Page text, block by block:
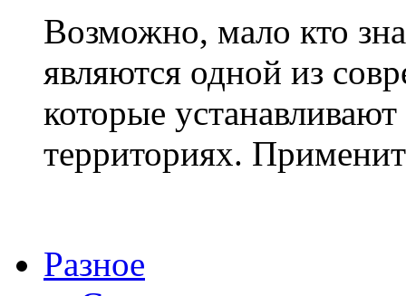
Возможно, мало кто
являются одной из
которые
территориях.
Разное